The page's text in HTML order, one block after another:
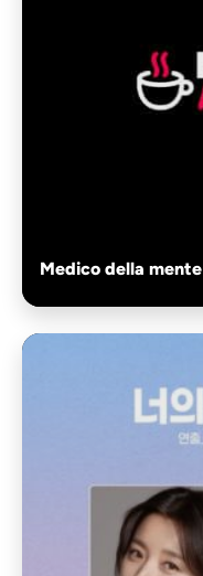
Medico della mente